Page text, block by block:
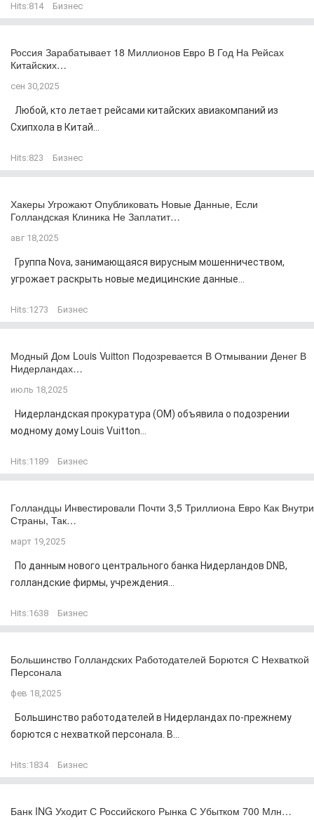
Hits:814 Бизнес
Россия Зарабатывает 18 Миллионов Евро В Год На Рейсах
Китайских…
сен 30,2025
Любой, кто летает рейсами китайских авиакомпаний из
Схипхола в Китай...
Hits:823 Бизнес
Хакеры Угрожают Опубликовать Новые Данные, Если
Голландская Клиника Не Заплатит…
авг 18,2025
Группа Nova, занимающаяся вирусным мошенничеством,
угрожает раскрыть новые медицинские данные...
Hits:1273 Бизнес
Модный Дом Louis Vuitton Подозревается В Отмывании Денег В
Нидерландах…
июль 18,2025
Нидерландская прокуратура (OM) объявила о подозрении
модному дому Louis Vuitton...
Hits:1189 Бизнес
Голландцы Инвестировали Почти 3,5 Триллиона Евро Как Внутри
Страны, Так…
март 19,2025
По данным нового центрального банка Нидерландов DNB,
голландские фирмы, учреждения...
Hits:1638 Бизнес
Большинство Голландских Работодателей Борются С Нехваткой
Персонала
фев 18,2025
Большинство работодателей в Нидерландах по-прежнему
борются с нехваткой персонала. В...
Hits:1834 Бизнес
Банк ING Уходит С Российского Рынка С Убытком 700 Млн…